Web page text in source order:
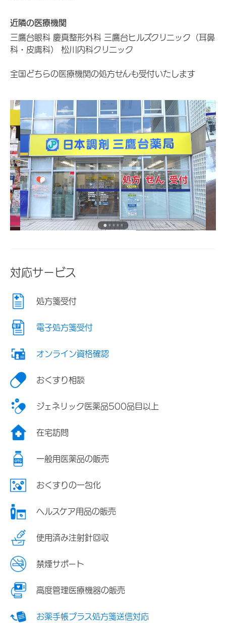
近隣の医療機関
三鷹台眼科 慶真整形外科 三鷹台ヒルズクリニック（耳鼻
科・皮膚科） 松川内科クリニック
全国どちらの医療機関の処方せんも受付いたします
対応サービス
処方箋受付
電子処方箋受付
オンライン資格確認
おくすり相談
ジェネリック医薬品500品目以上
在宅訪問
一般用医薬品の販売
おくすりの一包化
ヘルスケア用品の販売
使用済み注射針回収
禁煙サポート
高度管理医療機器の販売
お薬手帳プラス処方箋送信対応